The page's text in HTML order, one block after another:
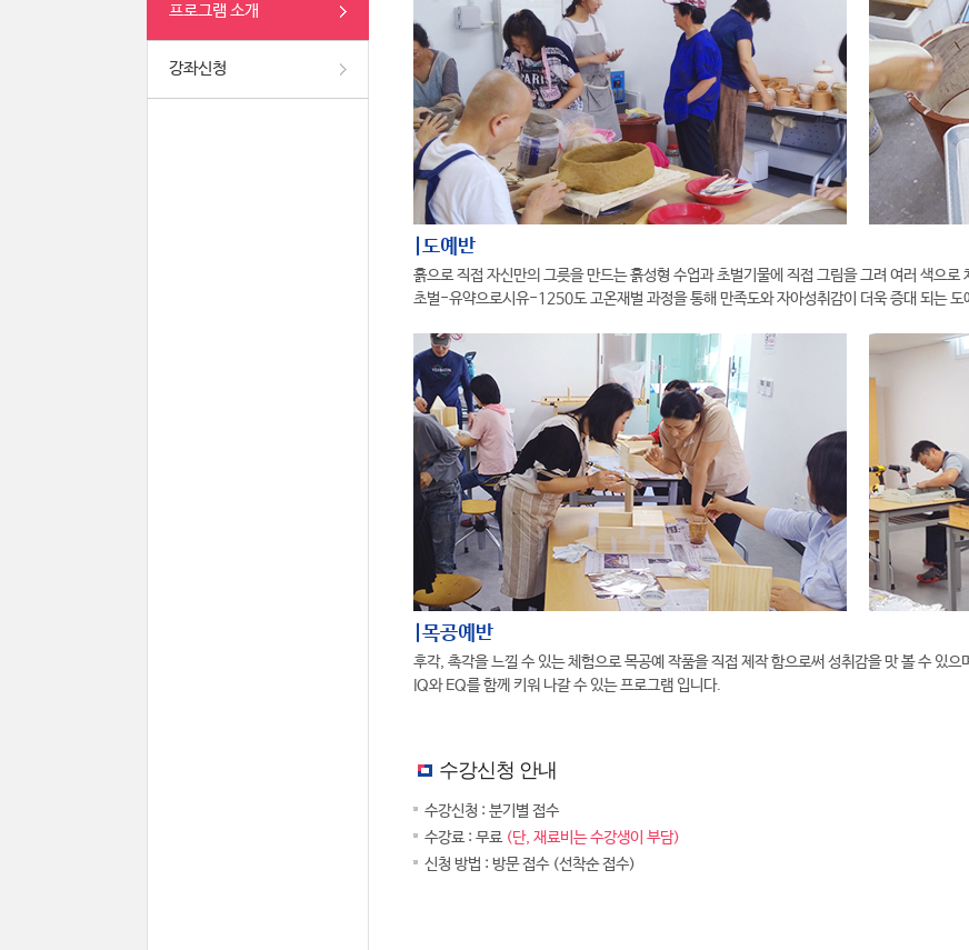
프로그램 소개
강좌신청
|도예반
흙으로 직접 자신만의 그릇을 만드는 흙성형 수업과 초벌기물에 직접 그림을 그려 여러 색으로
초벌-유약으로시유-1250도 고온재벌 과정을 통해 만족도와 자아성취감이 더욱 증대 되는 도
|목공예반
후각, 촉각을 느낄 수 있는 체험으로 목공예 작품을 직접 제작 함으로써 성취감을 맛 볼 수 있으
IQ와 EQ를 함께 키워 나갈 수 있는 프로그램 입니다.
수강신청 안내
수강신청 : 분기별 접수
수강료 : 무료 (단, 재료비는 수강생이 부담)
신청 방법 : 방문 접수 (선착순 접수)